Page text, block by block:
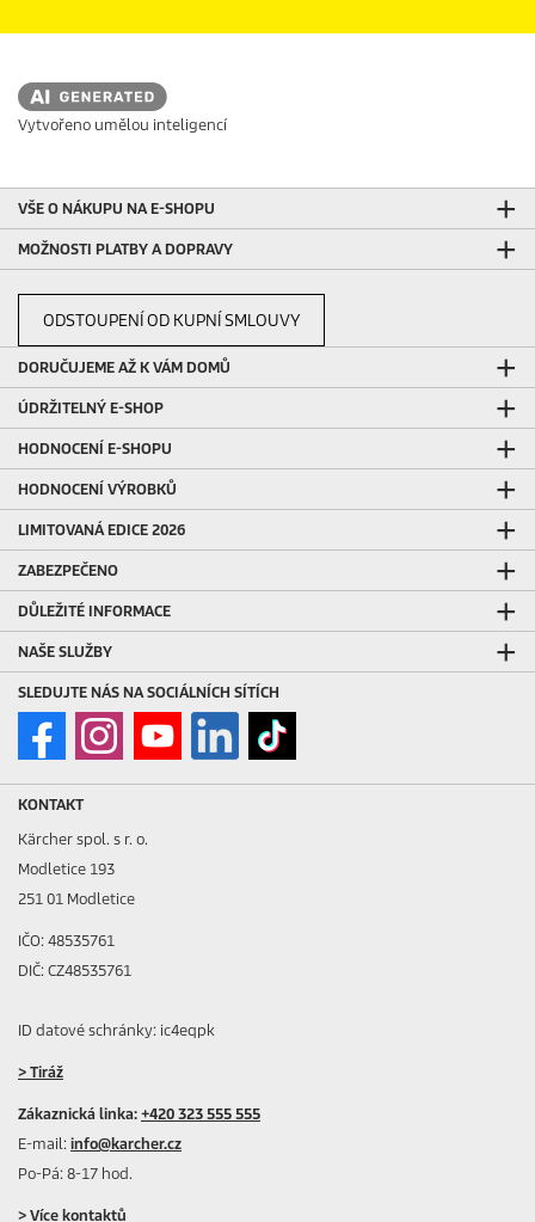
Vytvořeno umělou inteligencí
VŠE O NÁKUPU NA E-SHOPU
MOŽNOSTI PLATBY A DOPRAVY
ODSTOUPENÍ OD KUPNÍ SMLOUVY
DORUČUJEME AŽ K VÁM DOMŮ
ÚDRŽITELNÝ E-SHOP
HODNOCENÍ E-SHOPU
HODNOCENÍ VÝROBKŮ
LIMITOVANÁ EDICE 2026
ZABEZPEČENO
DŮLEŽITÉ INFORMACE
NAŠE SLUŽBY
SLEDUJTE NÁS NA SOCIÁLNÍCH SÍTÍCH
KONTAKT
Kärcher spol. s r. o.
Modletice 193
251 01 Modletice
IČO: 48535761
DIČ: CZ48535761
ID datové schránky: ic4eqpk
> Tiráž
Zákaznická linka: +420 323 555 555
E-mail: info@karcher.cz
Po-Pá: 8-17 hod.
> Více kontaktů